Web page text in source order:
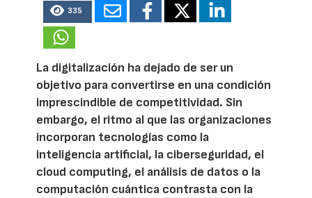
335
La digitalización ha dejado de ser un
objetivo para convertirse en una condición
imprescindible de competitividad. Sin
embargo, el ritmo al que las organizaciones
incorporan tecnologías como la
inteligencia artificial, la ciberseguridad, el
cloud computing, el análisis de datos o la
computación cuántica contrasta con la